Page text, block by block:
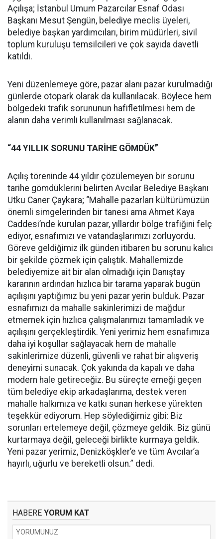
Açılışa; İstanbul Umum Pazarcılar Esnaf Odası
Başkanı Mesut Şengün, belediye meclis üyeleri,
belediye başkan yardımcıları, birim müdürleri, sivil
toplum kuruluşu temsilcileri ve çok sayıda davetli
katıldı.
Yeni düzenlemeye göre, pazar alanı pazar kurulmadığı
günlerde otopark olarak da kullanılacak. Böylece hem
bölgedeki trafik sorununun hafifletilmesi hem de
alanın daha verimli kullanılması sağlanacak.
“44 YILLIK SORUNU TARİHE GÖMDÜK”
Açılış töreninde 44 yıldır çözülemeyen bir sorunu
tarihe gömdüklerini belirten Avcılar Belediye Başkanı
Utku Caner Çaykara; “Mahalle pazarları kültürümüzün
önemli simgelerinden bir tanesi ama Ahmet Kaya
Caddesi’nde kurulan pazar, yıllardır bölge trafiğini felç
ediyor, esnafımızı ve vatandaşlarımızı zorluyordu.
Göreve geldiğimiz ilk günden itibaren bu sorunu kalıcı
bir şekilde çözmek için çalıştık. Mahallemizde
belediyemize ait bir alan olmadığı için Danıştay
kararının ardından hızlıca bir tarama yaparak bugün
açılışını yaptığımız bu yeni pazar yerin bulduk. Pazar
esnafımızı da mahalle sakinlerimizi de mağdur
etmemek için hızlıca çalışmalarımızı tamamladık ve
açılışını gerçekleştirdik. Yeni yerimiz hem esnafımıza
daha iyi koşullar sağlayacak hem de mahalle
sakinlerimize düzenli, güvenli ve rahat bir alışveriş
deneyimi sunacak. Çok yakında da kapalı ve daha
modern hale getireceğiz. Bu süreçte emeği geçen
tüm belediye ekip arkadaşlarıma, destek veren
mahalle halkımıza ve katkı sunan herkese yürekten
teşekkür ediyorum. Hep söylediğimiz gibi: Biz
sorunları ertelemeye değil, çözmeye geldik. Biz günü
kurtarmaya değil, geleceği birlikte kurmaya geldik.
Yeni pazar yerimiz, Denizköşkler’e ve tüm Avcılar’a
hayırlı, uğurlu ve bereketli olsun.” dedi.
HABERE YORUM KAT